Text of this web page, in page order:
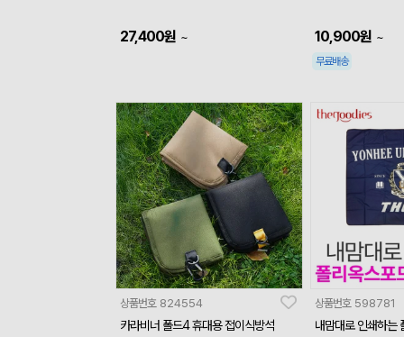
27,400원 ~ 10,900원 ~
무료배송
상품번호 824554
카라비너 폴드4 휴대용 접이식방석
상품번호 598781
내맘대로 인쇄하는